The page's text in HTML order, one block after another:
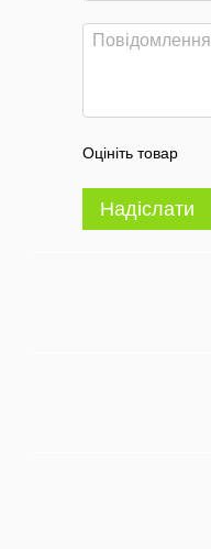
Оцініть товар
Надіслати